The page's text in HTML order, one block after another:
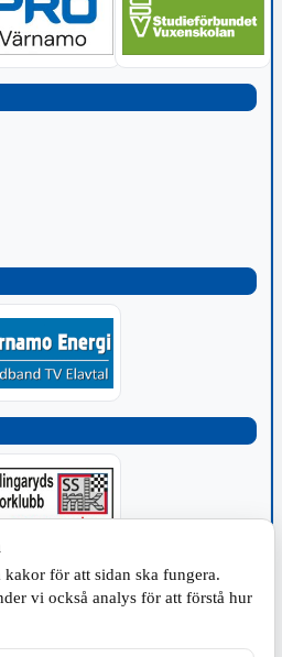
för att sidan ska fungera.
vi också analys för att förstå hur